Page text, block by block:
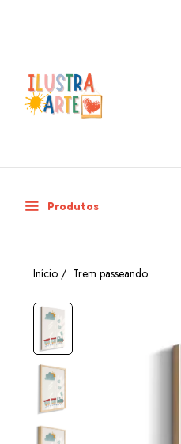
Produtos
Início / Trem passeando